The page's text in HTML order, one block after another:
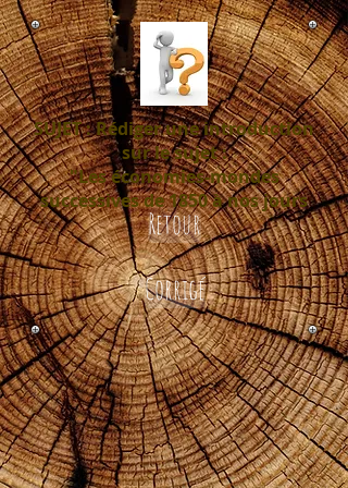
SUJET:Rédiger une introduction
sur le sujet :
"Les économies-mondes
successives de 1850 à nos jours
Retour
Corrigé